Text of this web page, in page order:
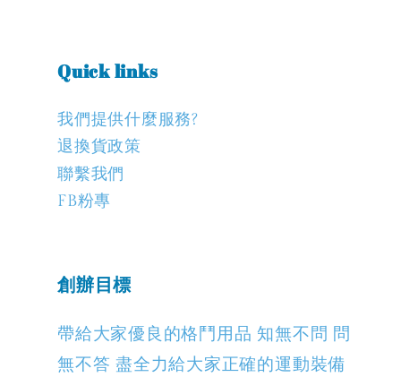
Quick links
我們提供什麼服務?
退換貨政策
聯繫我們
FB粉專
創辦目標
帶給大家優良的格鬥用品 知無不問 問
無不答 盡全力給大家正確的運動裝備